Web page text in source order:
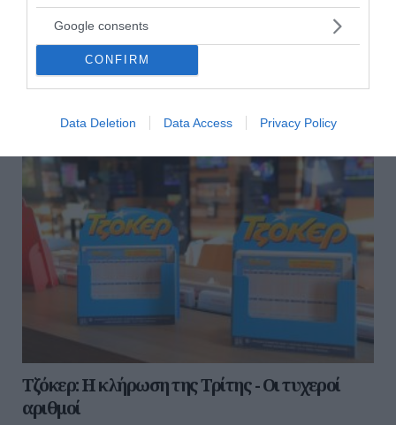
Google consents
CONFIRM
Data Deletion Data Access Privacy Policy
Γκαρσία, με τους «πράσινους» να ολοκληρώνουν μία από
τις σημαντικότερες μεταγραφικές κινήσεις του
καλοκαιριού, ενισχύοντας σημαντ...
Τζόκερ: Η κλήρωση της Τρίτης - Οι τυχεροί
αριθμοί